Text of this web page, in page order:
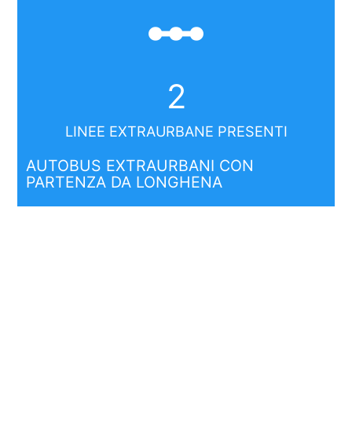
linear_scale
2
LINEE EXTRAURBANE PRESENTI
AUTOBUS EXTRAURBANI CON
PARTENZA DA LONGHENA